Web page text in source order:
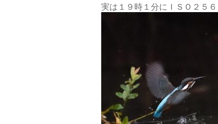
実は１９時１分にＩＳＯ２５